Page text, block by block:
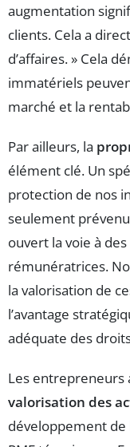
augmentation
clients. Cela a
d’affaires. » Cela
immatériels
marché et la
Par ailleurs, la
élément clé. Un
protection de nos
seulement
ouvert la voie à
rémunératrices.
la valorisation de
l’avantage
adéquate des
Les entrepreneurs
valorisation des
développement de